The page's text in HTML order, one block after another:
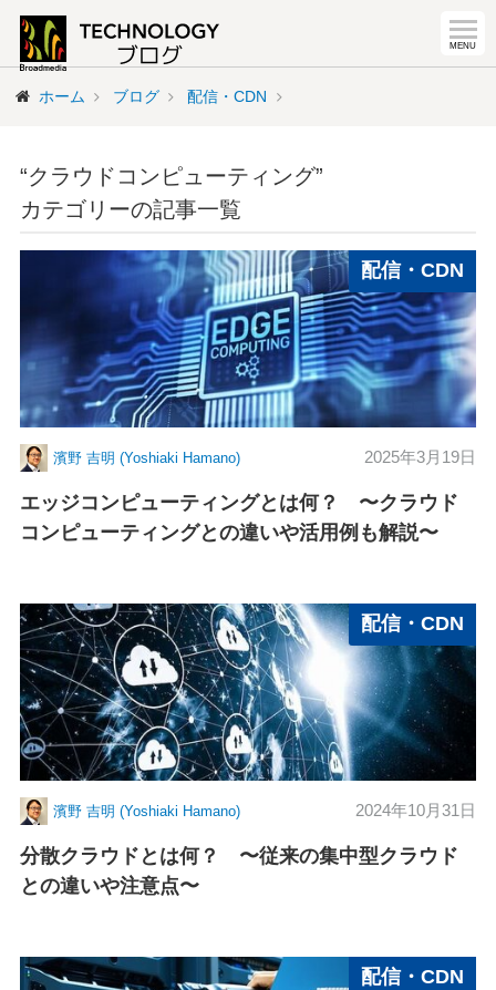
ホーム ブログ 配信・CDN
“クラウドコンピューティング”
カテゴリーの記事一覧
配信・CDN
濱野 吉明 (Yoshiaki Hamano) 2025年3月19日
エッジコンピューティングとは何？ 〜クラウド
コンピューティングとの違いや活用例も解説〜
配信・CDN
濱野 吉明 (Yoshiaki Hamano) 2024年10月31日
分散クラウドとは何？ 〜従来の集中型クラウド
との違いや注意点〜
配信・CDN